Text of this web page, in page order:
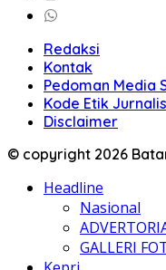
Redaksi
Kontak
Pedoman Media
Kode Etik
Disclaimer
© copyright 2026
Headline
Nasional
GALLERI